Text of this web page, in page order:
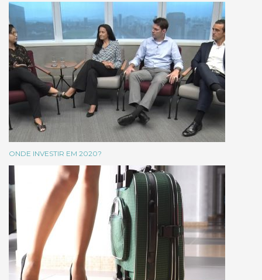
ONDE INVESTIR EM 2020?